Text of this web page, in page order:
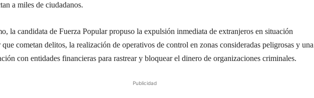
a miles de ciudadanos.
la candidata de Fuerza Popular propuso la expulsión inmediata de extranjeros en situación
cometan delitos, la realización de operativos de control en zonas consideradas peligrosas y una
con entidades financieras para rastrear y bloquear el dinero de organizaciones criminales.
Publicidad